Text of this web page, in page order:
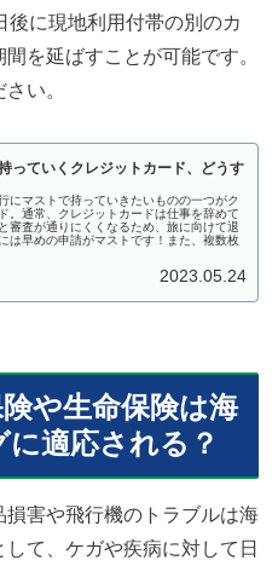
後に現地利用付帯の別のカ
を延ばすことが可能です。
い。
っていくクレジットカード、どうす
にマストで持っていきたいものの一つがク
。通常、クレジットカードは仕事を辞めて
審査が通りにくくなるため、旅に向けて退
は早めの申請がマストです！また、複数枚
2023.05.24
や生命保険は海
適応される？
害や飛行機のトラブルは海
て、ケガや疾病に対して日